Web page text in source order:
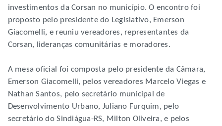
investimentos da Corsan no município. O encontro foi
proposto pelo presidente do Legislativo, Emerson
Giacomelli, e reuniu vereadores, representantes da
Corsan, lideranças comunitárias e moradores.
A mesa oficial foi composta pelo presidente da Câmara,
Emerson Giacomelli, pelos vereadores Marcelo Viegas e
Nathan Santos, pelo secretário municipal de
Desenvolvimento Urbano, Juliano Furquim, pelo
secretário do Sindiágua-RS, Milton Oliveira, e pelos